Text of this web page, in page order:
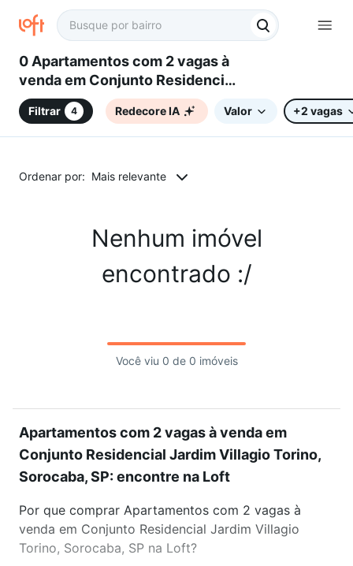
0 Apartamentos com 2 vagas à
venda em Conjunto Residencial
Jardim Villagio Torino,
Sorocaba, SP
Filtrar 4 Redecore IA Valor +2 vagas
Ordenar por: Mais relevante
Nenhum imóvel
encontrado :/
Você viu 0 de 0 imóveis
Apartamentos com 2 vagas à venda em
Conjunto Residencial Jardim Villagio Torino,
Sorocaba, SP: encontre na Loft
Por que comprar Apartamentos com 2 vagas à
venda em Conjunto Residencial Jardim Villagio
Torino, Sorocaba, SP na Loft?